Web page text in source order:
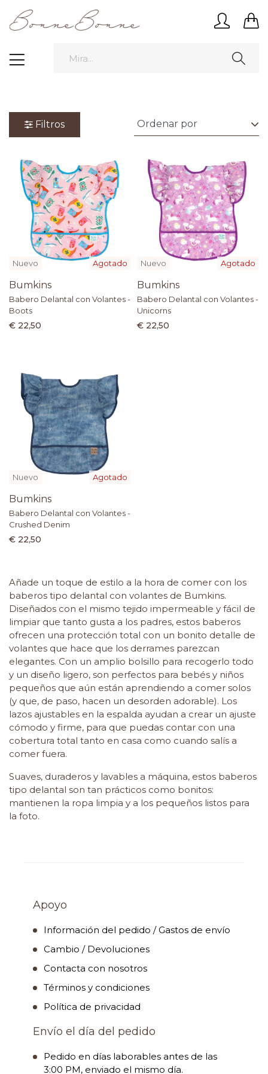
Filtros
Agotado
Nuevo
Bumkins
Babero Delantal con Volantes -
Boots
€ 22,50
Agotado
Nuevo
Bumkins
Babero Delantal con Volantes -
Unicorns
€ 22,50
Agotado
Nuevo
Bumkins
Babero Delantal con Volantes -
Crushed Denim
€ 22,50
Añade un toque de estilo a la hora de comer con los
baberos tipo delantal con volantes de Bumkins.
Diseñados con el mismo tejido impermeable y fácil de
limpiar que tanto gusta a los padres, estos baberos
ofrecen una protección total con un bonito detalle de
volantes que hace que los derrames parezcan
elegantes. Con un amplio bolsillo para recogerlo todo
y un diseño ligero, son perfectos para bebés y niños
pequeños que aún están aprendiendo a comer solos
(y que, de paso, hacen un desorden adorable). Los
lazos ajustables en la espalda ayudan a crear un ajuste
cómodo y firme, para que puedas contar con una
cobertura total tanto en casa como cuando salís a
comer fuera.
Suaves, duraderos y lavables a máquina, estos baberos
tipo delantal son tan prácticos como bonitos:
mantienen la ropa limpia y a los pequeños listos para
la foto.
Apoyo
Información del pedido / Gastos de envío
Cambio / Devoluciones
Contacta con nosotros
Términos y condiciones
Política de privacidad
Envío el día del pedido
Pedido en días laborables antes de las
3:00 PM, enviado el mismo día.